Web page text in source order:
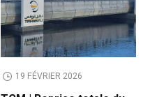
19 FÉVRIER 2026